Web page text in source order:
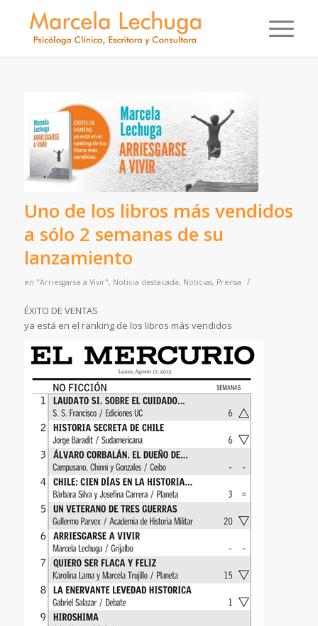
Uno de los libros más vendidos
a sólo 2 semanas de su
lanzamiento
en "Arriesgarse a Vivir", Noticia destacada, Noticias, Prensa /
ÉXITO DE VENTAS
ya está en el ranking de los libros más vendidos